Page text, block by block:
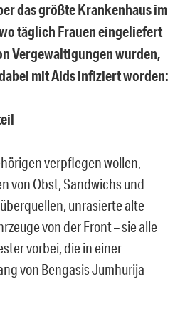
das größte Krankenhaus im
täglich Frauen eingeliefert
Vergewaltigungen wurden,
mit Aids infiziert worden:
verpflegen wollen,
von Obst, Sandwichs und
unrasierte alte
von der Front – sie alle
vorbei, die in einer
von Bengasis Jumhurija-